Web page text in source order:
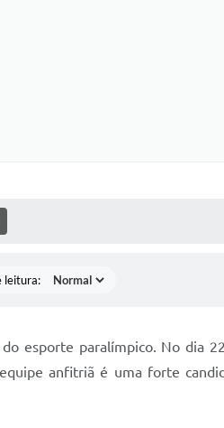
MÍDIAS
leitura:
esporte paralímpico. No dia
anfitriã é uma forte